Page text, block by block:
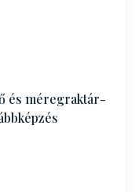
és méregraktár-